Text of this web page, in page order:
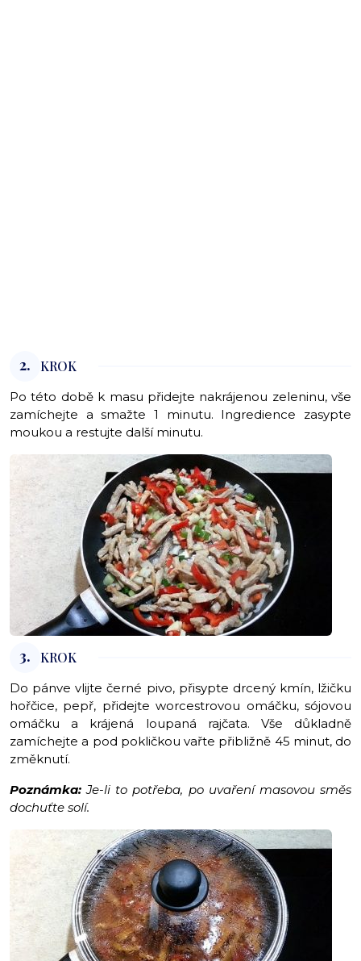
2. KROK
Po této době k masu přidejte nakrájenou zeleninu, vše
zamíchejte a smažte 1 minutu. Ingredience zasypte
moukou a restujte další minutu.
3. KROK
Do pánve vlijte černé pivo, přisypte drcený kmín, lžičku
hořčice, pepř, přidejte worcestrovou omáčku, sójovou
omáčku a krájená loupaná rajčata. Vše důkladně
zamíchejte a pod pokličkou vařte přibližně 45 minut, do
změknutí.
Poznámka: Je-li to potřeba, po uvaření masovou směs
dochuťte solí.